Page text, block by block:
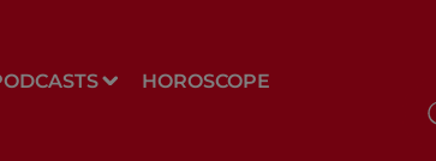
HOROSCOPE